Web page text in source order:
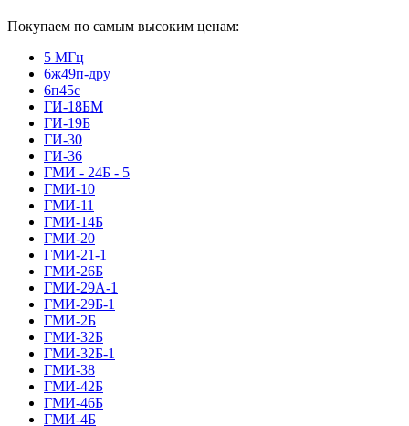
Покупаем по самым высоким ценам:
5 МГц
6ж49п-дру
6п45с
ГИ-18БМ
ГИ-19Б
ГИ-30
ГИ-36
ГМИ - 24Б - 5
ГМИ-10
ГМИ-11
ГМИ-14Б
ГМИ-20
ГМИ-21-1
ГМИ-26Б
ГМИ-29А-1
ГМИ-29Б-1
ГМИ-2Б
ГМИ-32Б
ГМИ-32Б-1
ГМИ-38
ГМИ-42Б
ГМИ-46Б
ГМИ-4Б